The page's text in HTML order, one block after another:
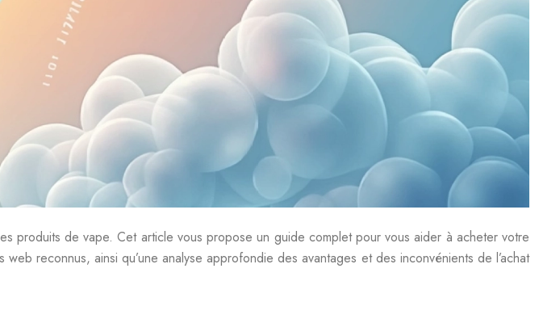
produits de vape. Cet article vous propose un guide complet pour vous aider à acheter votre
reconnus, ainsi qu’une analyse approfondie des avantages et des inconvénients de l’achat